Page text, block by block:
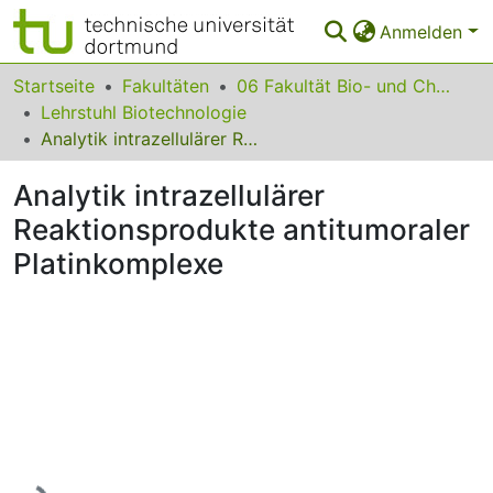
Anmelden
Bereiche & Sammlungen
Das gesamte Repositorium
FAQ
Leitlinien
Startseite Fakultäten
06 Fakultät Bio- und Chemieingenieurwesen
Lehrstuhl Biotechnologie
Analytik intrazellulärer Reaktionsprodukte antitumoraler Platinkomplexe
Analytik intrazellulärer
Reaktionsprodukte antitumoraler
Platinkomplexe